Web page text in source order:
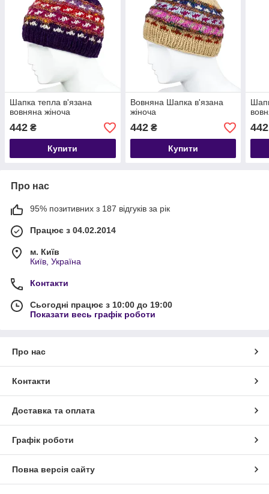
Шапка тепла в'язана
вовняна жіноча
442 ₴
Купити
Вовняна Шапка в'язана
жіноча
442₴
Купити
442
Про нас
95% позитивних з 187 відгуків за рік
Працює з 04.02.2014
м. Київ
Київ, Україна
Контакти
Сьогодні працює з 10:00 до 19:00
Показати весь графік роботи
Про нас
Контакти
Доставка та оплата
Графік роботи
Повна версія сайту